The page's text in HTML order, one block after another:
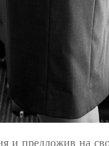
и предложив на